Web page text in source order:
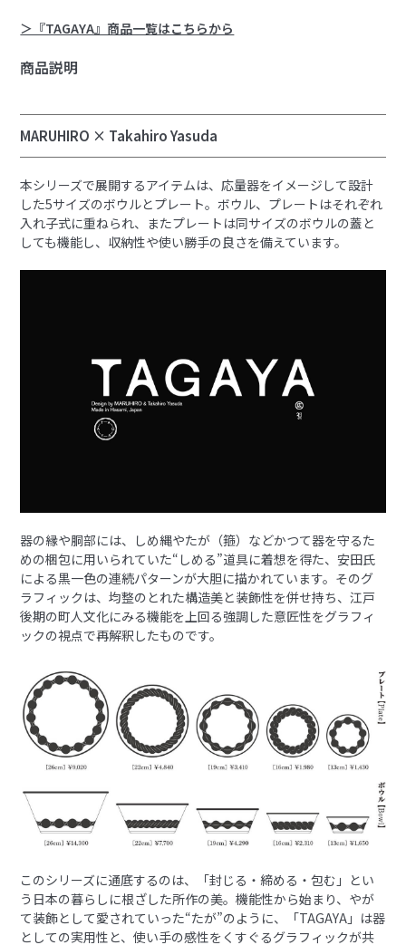
＞『TAGAYA』商品一覧はこちらから
商品説明
MARUHIRO × Takahiro Yasuda
本シリーズで展開するアイテムは、応量器をイメージして設計
した5サイズのボウルとプレート。ボウル、プレートはそれぞれ
入れ子式に重ねられ、またプレートは同サイズのボウルの蓋と
しても機能し、収納性や使い勝手の良さを備えています。
器の縁や胴部には、しめ縄やたが（箍）などかつて器を守るた
めの梱包に用いられていた“しめる”道具に着想を得た、安田氏
による黒一色の連続パターンが大胆に描かれています。そのグ
ラフィックは、均整のとれた構造美と装飾性を併せ持ち、江戸
後期の町人文化にみる機能を上回る強調した意匠性をグラフィ
ックの視点で再解釈したものです。
このシリーズに通底するのは、「封じる・締める・包む」とい
う日本の暮らしに根ざした所作の美。機能性から始まり、やが
て装飾として愛されていった“たが”のように、「TAGAYA」は器
としての実用性と、使い手の感性をくすぐるグラフィックが共